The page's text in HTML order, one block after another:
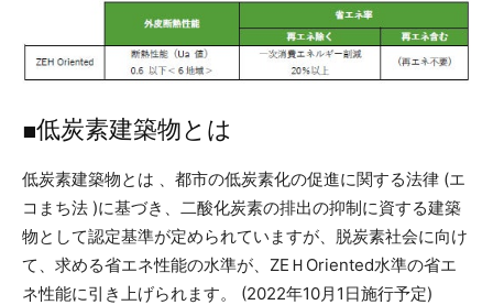
■低炭素建築物とは
低炭素建築物とは 、都市の低炭素化の促進に関する法律 (エ
コまち法 )に基づき、二酸化炭素の排出の抑制に資する建築
物として認定基準が定められていますが、脱炭素社会に向け
て、求める省エネ性能の水準が、ZEＨOriented水準の省エ
ネ性能に引き上げられます。 (2022年10月1日施行予定)